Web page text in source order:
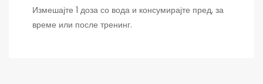
Измешајте 1 доза со вода и консумирајте пред, за
време или после тренинг.